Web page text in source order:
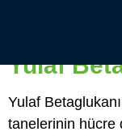
Yulaf
Yulaf
tanelerinin hücre